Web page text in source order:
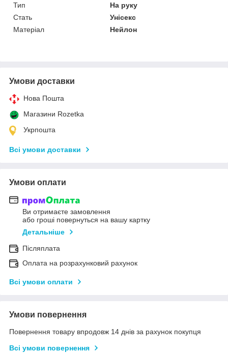
Тип
На руку
Стать
Унісекс
Матеріал
Нейлон
Умови доставки
Нова Пошта
Магазини Rozetka
Укрпошта
Всі умови доставки
Умови оплати
Ви отримаєте замовлення
або гроші повернуться на вашу картку
Детальніше
Післяплата
Оплата на розрахунковий рахунок
Всі умови оплати
Умови повернення
Повернення товару впродовж 14 днів за рахунок покупця
Всі умови повернення